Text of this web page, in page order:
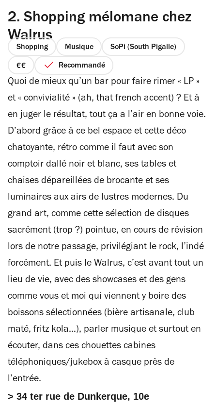
2. Shopping mélomane chez
Walrus
Shopping Musique SoPi (South Pigalle)
prix
2
Recommandé
Quoi de mieux qu’un bar pour faire rimer « LP »
et « convivialité » (ah, that french accent) ? Et à
en juger le résultat, tout ça a l’air en bonne voie.
D’abord grâce à ce bel espace et cette déco
chatoyante, rétro comme il faut avec son
comptoir dallé noir et blanc, ses tables et
chaises dépareillées de brocante et ses
luminaires aux airs de lustres modernes. Du
grand art, comme cette sélection de disques
sacrément (trop ?) pointue, en cours de révision
lors de notre passage, privilégiant le rock, l’indé
forcément. Et puis le Walrus, c’est avant tout un
lieu de vie, avec des showcases et des gens
comme vous et moi qui viennent y boire des
boissons sélectionnées (bière artisanale, club
maté, fritz kola…), parler musique et surtout en
écouter, dans ces chouettes cabines
téléphoniques/jukebox à casque près de
l’entrée.
> 34 ter rue de Dunkerque, 10e